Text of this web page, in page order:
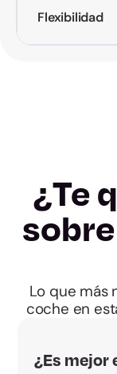
Flexibilidad
¿Te
Lo que más
coche en
¿Es mejor